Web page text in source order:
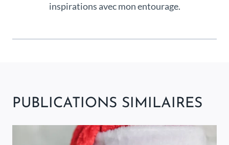
inspirations avec mon entourage.
PUBLICATIONS SIMILAIRES